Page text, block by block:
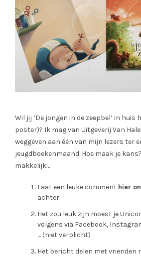
Wil jij ‘De jongen in de zeepbel’ in huis
poster)? Ik mag van Uitgeverij Van
weggeven aan één van mijn lezers ter
jeugdboekenmaand. Hoe maak je
makkelijk…
Laat een leuke comment hier
achter
Het zou leuk zijn moest je
volgens via Facebook,
… (niet verplicht)
Het bericht delen met vrienden